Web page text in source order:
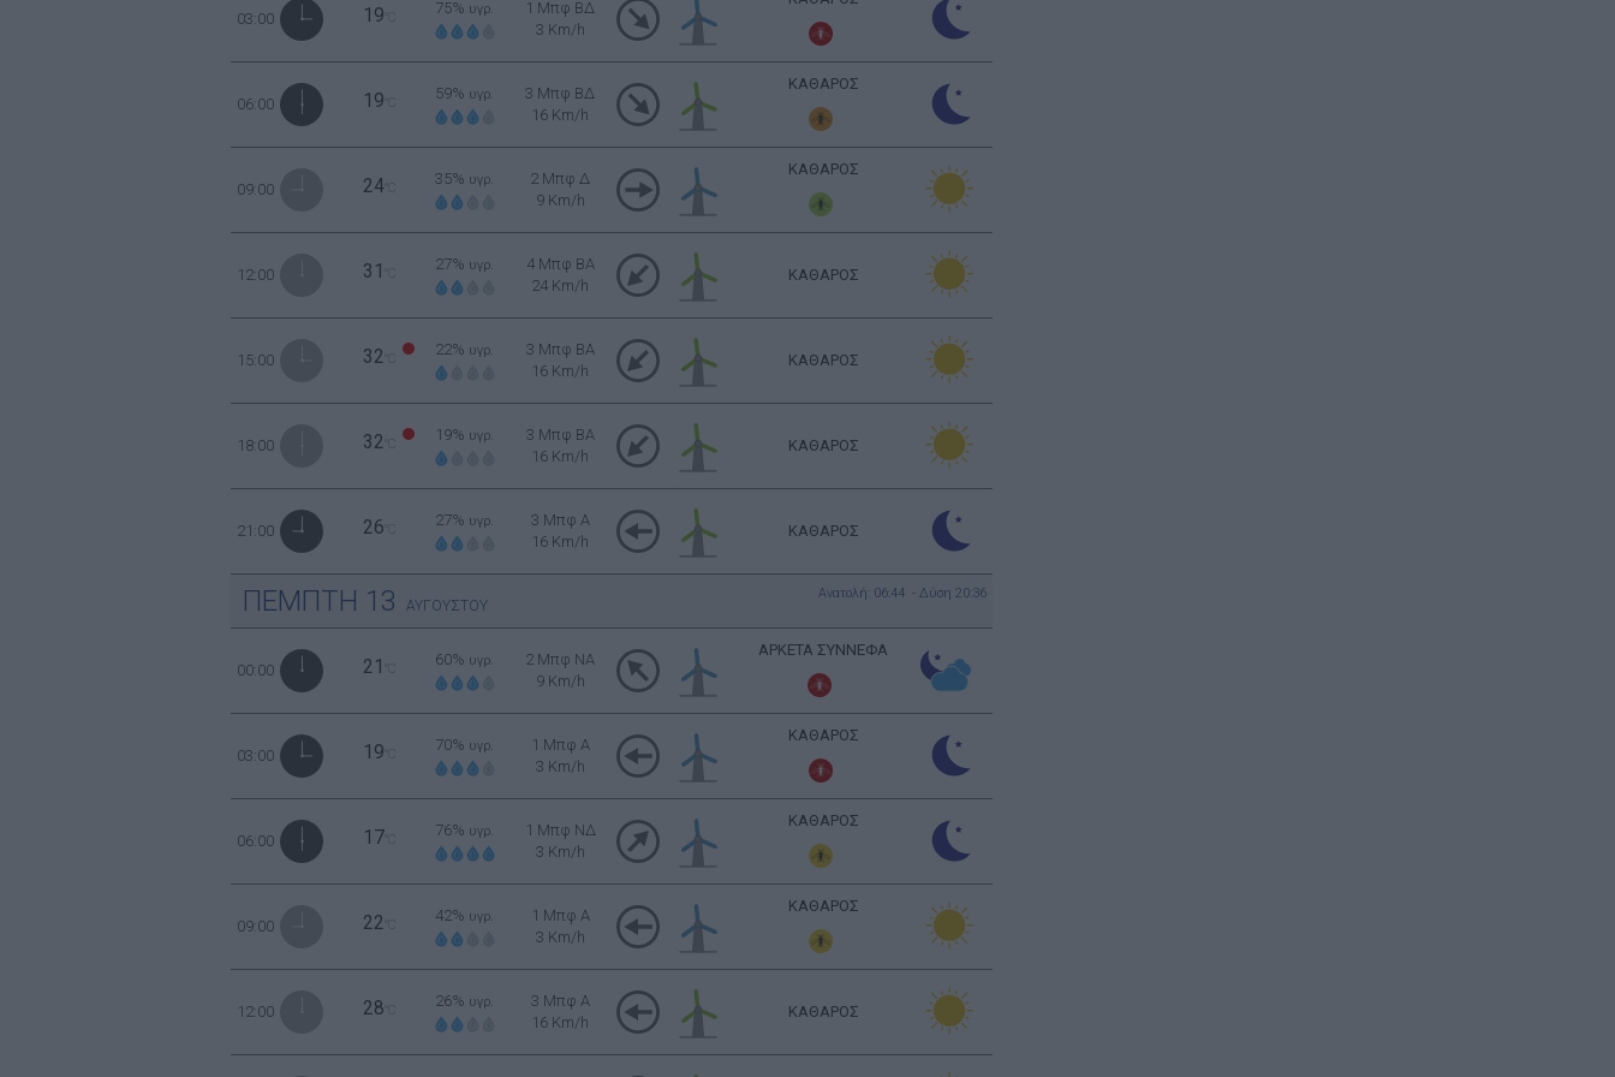
03:00 19 75% υγρ.
1 Μπφ ΒΔ
3 Km/h
06:00 19 59% υγρ.
3 Μπφ ΒΔ
16 Km/h
ΚΑΘΑΡΟΣ
09:00 24°C
35% υγρ.
2 Μπφ Δ
9 Km/h
ΚΑΘΑΡΟΣ
12:00 31 27% υγρ.
4 Μπφ BA
24 Km/h
ΚΑΘΑΡΟΣ
15:00 32 22% υγρ.
3 Μπφ BA
16 Km/h
ΚΑΘΑΡΟΣ
18:00 32 19% υγρ.
3 Μπφ BA
16 Km/h
ΚΑΘΑΡΟΣ
21:00 26 27% υγρ.
3 Μπφ Α
16 Km/h
ΚΑΘΑΡΟΣ
ΠΕΜΠΤΗ 13 ΑΥΓΟΥΣΤΟΥ
Ανατολή: 06:44 - Δύση 20:36
00:00 21 60% υγρ.
2 Μπφ NA
9 Km/h
ΑΡΚΕΤΑ ΣΥΝΝΕΦΑ
03:00 19 70% υγρ.
1 Μπφ Α
3 Km/h
ΚΑΘΑΡΟΣ
06:00 17 76% υγρ.
1 Μπφ ΝΔ
3 Km/h
ΚΑΘΑΡΟΣ
09:00 22 42% υγρ.
1 Μπφ Α
3 Km/h
ΚΑΘΑΡΟΣ
12:00 28 26% υγρ.
3 Μπφ Α
16 Km/h
ΚΑΘΑΡΟΣ